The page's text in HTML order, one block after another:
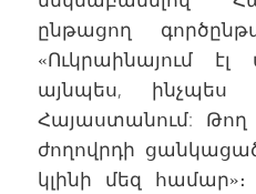
ընթացող
«Ուկրաինայում
այնպես,
Հայաստանում: Թող
ժողովրդի ցանկացած
կլինի մեզ